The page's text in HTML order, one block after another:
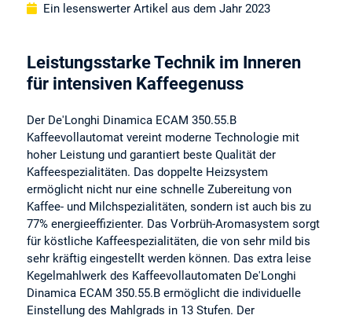
Ein lesenswerter Artikel aus dem Jahr 2023
Leistungsstarke Technik im Inneren
für intensiven Kaffeegenuss
Der De'Longhi Dinamica ECAM 350.55.B
Kaffeevollautomat vereint moderne Technologie mit
hoher Leistung und garantiert beste Qualität der
Kaffeespezialitäten. Das doppelte Heizsystem
ermöglicht nicht nur eine schnelle Zubereitung von
Kaffee- und Milchspezialitäten, sondern ist auch bis zu
77% energieeffizienter. Das Vorbrüh-Aromasystem sorgt
für köstliche Kaffeespezialitäten, die von sehr mild bis
sehr kräftig eingestellt werden können. Das extra leise
Kegelmahlwerk des Kaffeevollautomaten De'Longhi
Dinamica ECAM 350.55.B ermöglicht die individuelle
Einstellung des Mahlgrads in 13 Stufen. Der